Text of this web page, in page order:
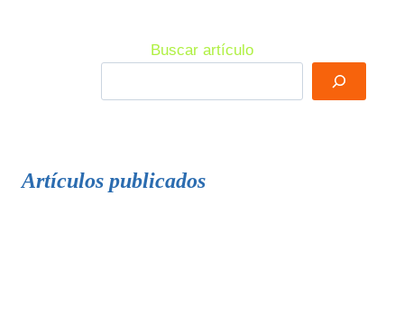
Buscar artículo
Artículos publicados